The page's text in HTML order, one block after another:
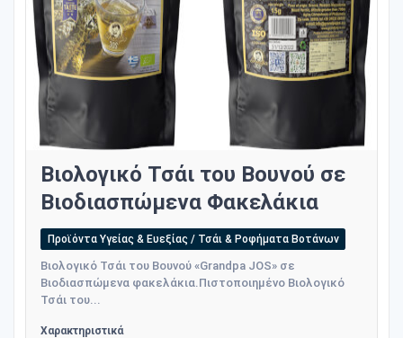
Βιολογικό Τσάι του Βουνού σε
Βιοδιασπώμενα Φακελάκια
Προϊόντα Υγείας & Ευεξίας / Τσάι & Ροφήματα Βοτάνων
Βιολογικό Τσάι του Βουνού «Grandpa JOS» σε
Βιοδιασπώμενα φακελάκια.Πιστοποιημένο Βιολογικό
Τσάι του...
Χαρακτηριστικά